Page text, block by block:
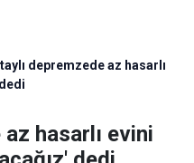
depremzede az hasarlı
hasarlı evini